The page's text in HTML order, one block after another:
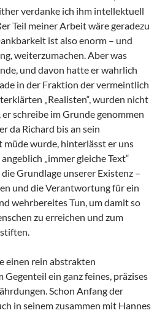
verdanke ich ihm intellektuell
Teil meiner Arbeit wäre geradezu
ist also enorm – und
weiterzumachen. Aber was
und davon hatte er wahrlich
in der Fraktion der vermeintlich
„Realisten“, wurden nicht
schreibe im Grunde genommen
da Richard bis an sein
müde wurde, hinterlässt er uns
„immer gleiche Text“
Grundlage unserer Existenz –
und die Verantwortung für ein
wehrbereites Tun, um damit so
zu erreichen und zum
einen rein abstrakten
ein ganz feines, präzises
Schon Anfang der
in seinem zusammen mit Hannes